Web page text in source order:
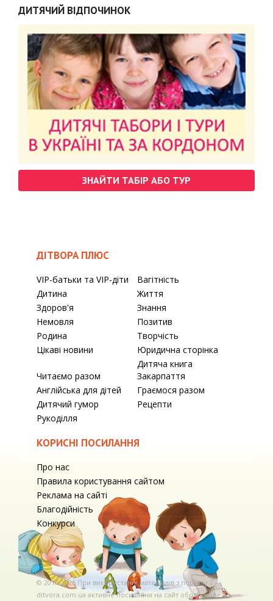
ДИТЯЧИЙ ВІДПОЧИНОК
ЗНАЙТИ ТАБІР АБО ТУР
ДІТВОРА ПЛЮС
VIP-батьки та VIP-діти
Вагітність
Дитина
Життя
Здоров'я
Знання
Немовля
Позитив
Родина
Творчість
Цікаві новини
Юридична сторінка
Читаємо разом
Дитяча книга
Закарпаття
Англійська для дітей
Граємося разом
Дитячий гумор
Рецепти
Рукоділля
КОРИСНІ ПОСИЛАННЯ
Про нас
Правила користування сайтом
Реклама на сайті
Благодійність
Конкурси
© 2010-2026 При використаннi матерiалiв з порталу
ditvora.com.ua активне посилання на сайт обов'язкове. .